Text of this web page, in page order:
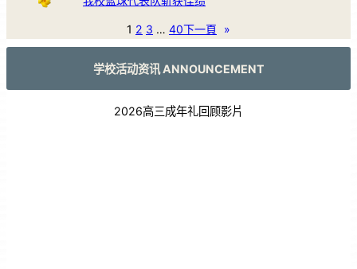
1 2 3 … 40下一頁 »
学校活动资讯 ANNOUNCEMENT
2026高三成年礼回顾影片